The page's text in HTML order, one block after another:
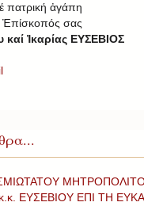
πατρική ἀγάπη
σας
Ἰκαρίας ΕΥΣΕΒΙΟΣ
ΕΥΣΕΒΙΟΥ ΕΠΙ ΤΗ